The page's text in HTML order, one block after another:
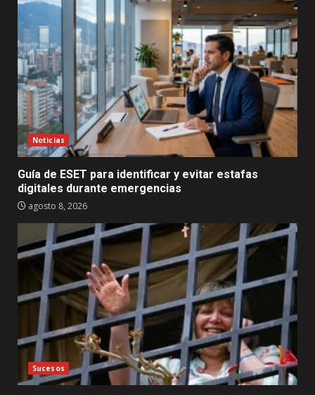
Noticias
Guía de ESET para identificar y evitar estafas
digitales durante emergencias
agosto 8, 2026
Sucesos